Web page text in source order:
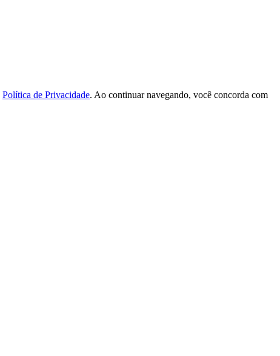
Política de Privacidade. Ao continuar navegando, você concorda com